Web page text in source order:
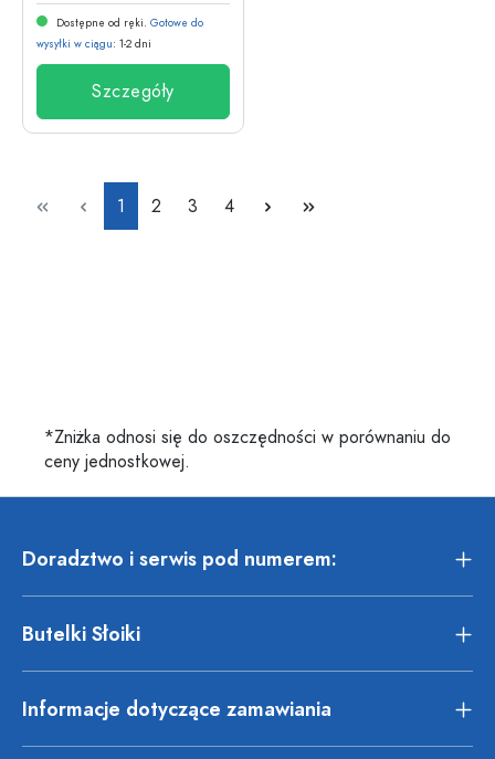
Dostępne od ręki. Gotowe do
wysyłki w ciągu: 1-2 dni
Szczegóły
Strona
1 Strona
2 Strona
3 Strona
4
*Zniżka odnosi się do oszczędności w porównaniu do
ceny jednostkowej.
Doradztwo i serwis pod numerem:
Butelki Słoiki
Informacje dotyczące zamawiania